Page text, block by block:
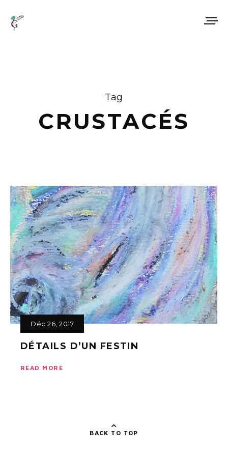
Tag
CRUSTACÉS
Déc 26, 2017
DÉTAILS D’UN FESTIN
READ MORE
BACK TO TOP